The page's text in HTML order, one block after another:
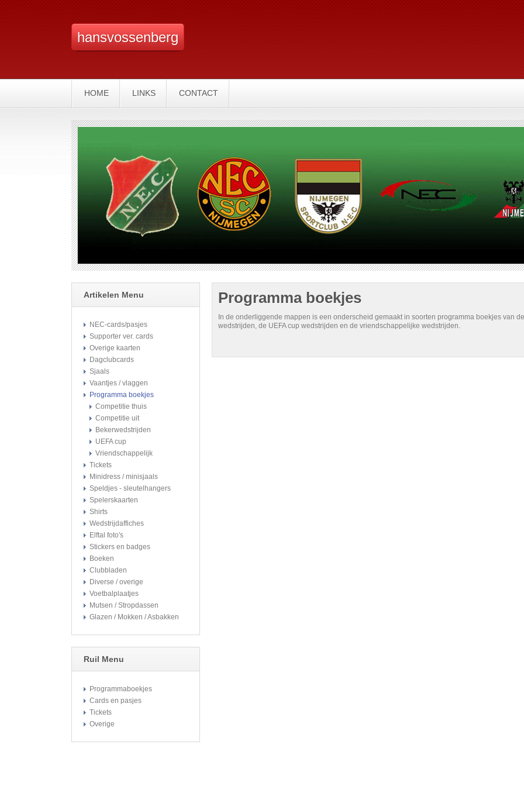
hansvossenberg
HOME LINKS CONTACT
Artikelen Menu
NEC-cards/pasjes
Supporter ver. cards
Overige kaarten
Dagclubcards
Sjaals
Vaantjes / vlaggen
Programma boekjes
Competitie thuis
Competitie uit
Bekerwedstrijden
UEFA cup
Vriendschappelijk
Tickets
Minidress / minisjaals
Speldjes - sleutelhangers
Spelerskaarten
Shirts
Wedstrijdaffiches
Elftal foto's
Stickers en badges
Boeken
Clubbladen
Diverse / overige
Voetbalplaatjes
Mutsen / Stropdassen
Glazen / Mokken / Asbakken
Ruil Menu
Programmaboekjes
Cards en pasjes
Tickets
Overige
Programma boekjes
In de onderliggende mappen is een onderscheid gemaakt in soorten programma boekjes van
wedstrijden, de UEFA cup wedstrijden en de vriendschappelijke wedstrijden.